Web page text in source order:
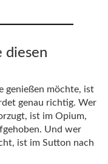
diesen
genießen möchte, ist
genau richtig. Wer
ist im Opium,
Und wer
ist im Sutton nach